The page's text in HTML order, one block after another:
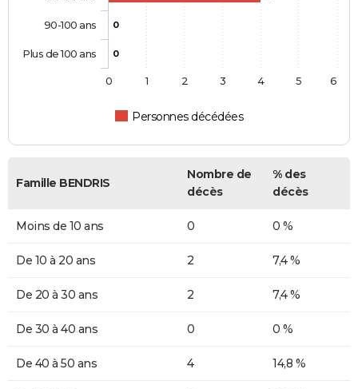
0
0
Personnes décédées
90-100 ans
Plus de 100 ans
0 1 2 3 4 5 6
Famille BENDRIS
Nombre de
décès
% des
décès
Moins de 10 ans 0 0 %
De 10 à 20 ans 2 7,4 %
De 20 à 30 ans 2 7,4 %
De 30 à 40 ans 0 0 %
De 40 à 50 ans 4 14,8 %